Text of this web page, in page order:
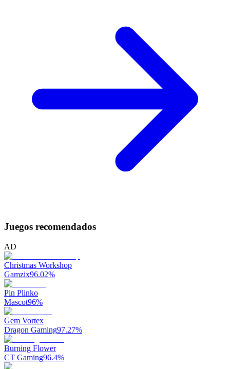
Juegos recomendados
AD
Christmas Workshop
Gamzix96.02%
Pin Plinko
Mascot96%
Gem Vortex
Dragon Gaming97.27%
Burning Flower
CT Gaming96.4%